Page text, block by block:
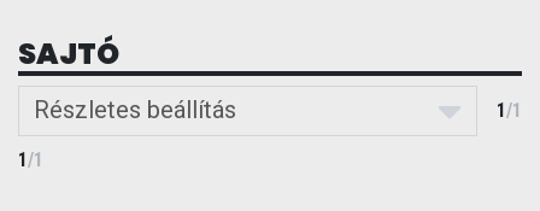
SAJTÓ
Részletes beállítás 1/1
1/1